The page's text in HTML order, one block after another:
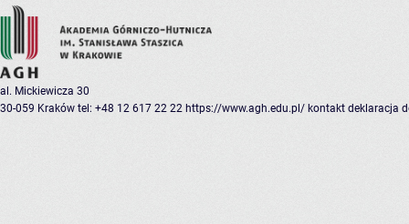
al. Mickiewicza 30
30-059 Kraków tel: +48 12 617 22 22 https://www.agh.edu.pl/ kontakt deklaracja